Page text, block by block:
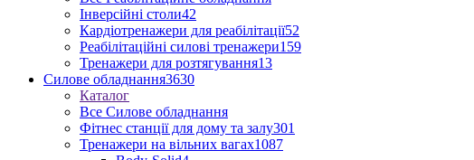
Інверсійні столи42
Кардіотренажери для реабілітації52
Реабілітаційні силові тренажери159
Тренажери для розтягування13
Силове обладнання3630
Каталог
Все Силове обладнання
Фітнес станції для дому та залу301
Тренажери на вільних вагах1087